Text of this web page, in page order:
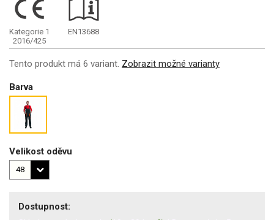
Kategorie 1
2016/425
EN13688
Tento produkt má 6 variant. Zobrazit možné varianty
Barva
Velikost oděvu
Dostupnost: